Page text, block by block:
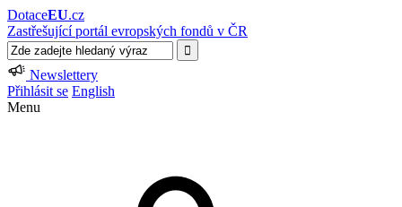
DotaceEU.cz
Zastřešující portál evropských fondů v ČR
Newslettery
Přihlásit se English
Menu